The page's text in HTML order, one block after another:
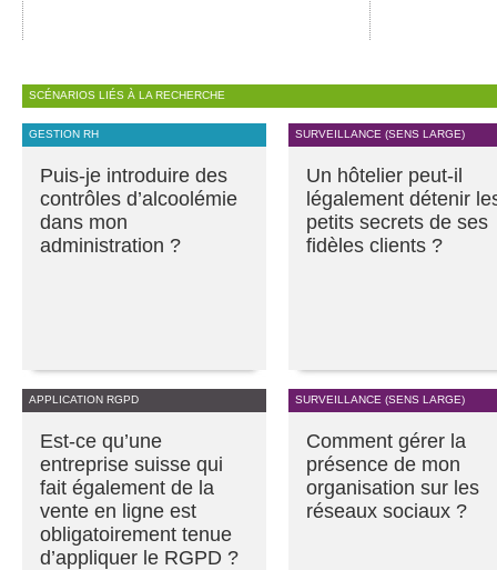
SCÉNARIOS LIÉS À LA RECHERCHE
GESTION RH
Puis-je introduire des
contrôles d’alcoolémie
dans mon
administration ?
SURVEILLANCE (SENS LARGE)
Un hôtelier peut-il
légalement détenir
petits secrets de ses
fidèles clients ?
APPLICATION RGPD
Est-ce qu’une
entreprise suisse qui
fait également de la
vente en ligne est
obligatoirement tenue
d’appliquer le RGPD ?
SURVEILLANCE (SENS LARGE)
Comment gérer la
présence de mon
organisation sur les
réseaux sociaux ?